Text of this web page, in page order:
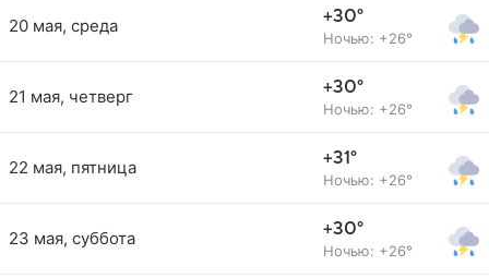
20 мая, среда +30°
Ночью: +26°
21 мая, четверг +30°
Ночью: +26°
22 мая, пятница +31°
Ночью: +26°
23 мая, суббота +30°
Ночью: +26°